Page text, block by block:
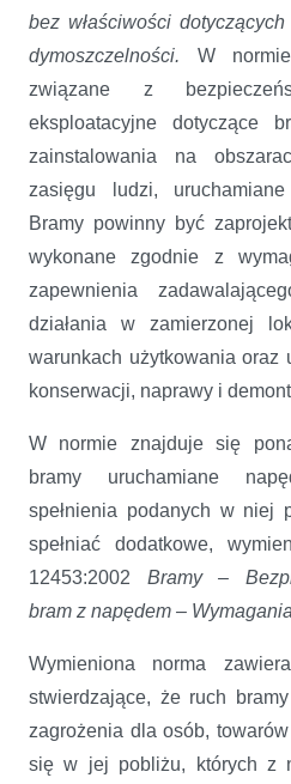
bez właściwości
dymoszczelności. W
związane z
eksploatacyjne dotyczące
zainstalowania na
zasięgu ludzi,
Bramy powinny być
wykonane zgodnie z
zapewnienia
działania w zamierzonej
warunkach użytkowania oraz
konserwacji, naprawy i
W normie znajduje się
bramy uruchamiane
spełnienia podanych w niej
spełniać dodatkowe,
12453:2002 Bramy –
bram z napędem –
Wymieniona norma
stwierdzające, że ruch
zagrożenia dla osób,
się w jej pobliżu, których z